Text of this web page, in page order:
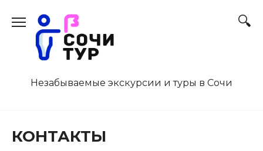
содержанию
Незабываемые экскурсии и туры в Сочи
КОНТАКТЫ